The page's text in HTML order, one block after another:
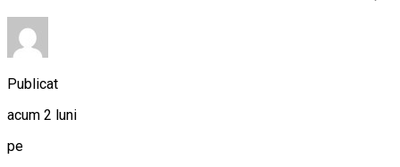
Publicat
acum 2 luni
pe